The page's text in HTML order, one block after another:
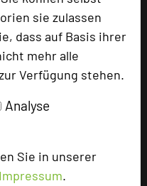
sie zulassen
dass auf Basis ihrer
mehr alle
Verfügung stehen.
Analyse
Sie in unserer
Impressum.